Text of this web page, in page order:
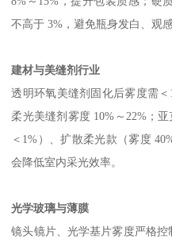
不高于3% ，避免瓶身发白、观
建材与美缝剂行业
透明环氧美缝剂固化后雾度需＜
柔光美缝剂雾度 10% ～ 22%；亚
＜ 1% ）、扩散柔光款（雾度
会降低室内采光效率。
光学玻璃与薄膜
镜头镜片、光学基片雾度严格控